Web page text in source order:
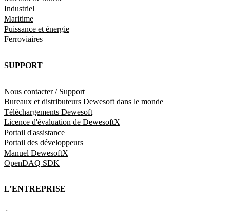
Industriel
Maritime
Puissance et énergie
Ferroviaires
SUPPORT
Nous contacter / Support
Bureaux et distributeurs Dewesoft dans le monde
Téléchargements Dewesoft
Licence d'évaluation de DewesoftX
Portail d'assistance
Portail des développeurs
Manuel DewesoftX
OpenDAQ SDK
L’ENTREPRISE